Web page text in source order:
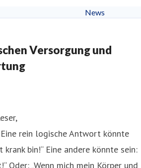
News
Versorgung und
rein logische Antwort könnte
krank bin!“ Eine andere könnte sein:
Oder: „Wenn mich mein Körper und